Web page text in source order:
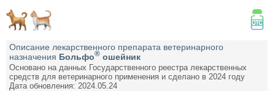
Описание лекарственного препарата ветеринарного
назначения Больфо® ошейник
Основано на данных Государственного реестра лекарственных
средств для ветеринарного применения и сделано в 2024 году
Дата обновления: 2024.05.24